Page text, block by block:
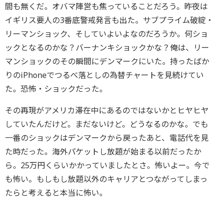
間も無くだ。オバマ陣営も焦っていることだろう。昨夜は
イギリス要人の3番底警戒発言も出た。サブプライム破綻・
リーマンショック、そしていよいよなのだろうか。何ショ
ックとなるのかな？バーナンキショックかな？俺は、リー
マンショックのその瞬間にデンマークにいた。持ったばか
りのiPhoneでつるべ落としの為替チャートを見続けてい
た。恐怖・ショックだった。
その再現がアメリカ滞在中にあるのではないかとヒヤヒヤ
していたんだけど。まだないけど。どうなるのかな。でも
一番のショックはデンマークから戻ったあと、電話代を見
た時だった。海外パケットし放題が始まる以前だったか
ら。25万円くらいかかっていましたとさ。怖いよー。今で
も怖い。もしもし放題以外のキャリアとつながってしまっ
たらと考えると本当に怖い。